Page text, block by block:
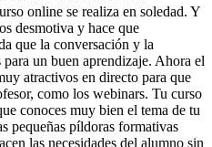
online se realiza en soledad. Y
desmotiva y hace que
que la conversación y la
un buen aprendizaje. Ahora el
atractivos en directo para que
como los webinars. Tu curso
conoces muy bien el tema de tu
pequeñas píldoras formativas
las necesidades del alumno sin